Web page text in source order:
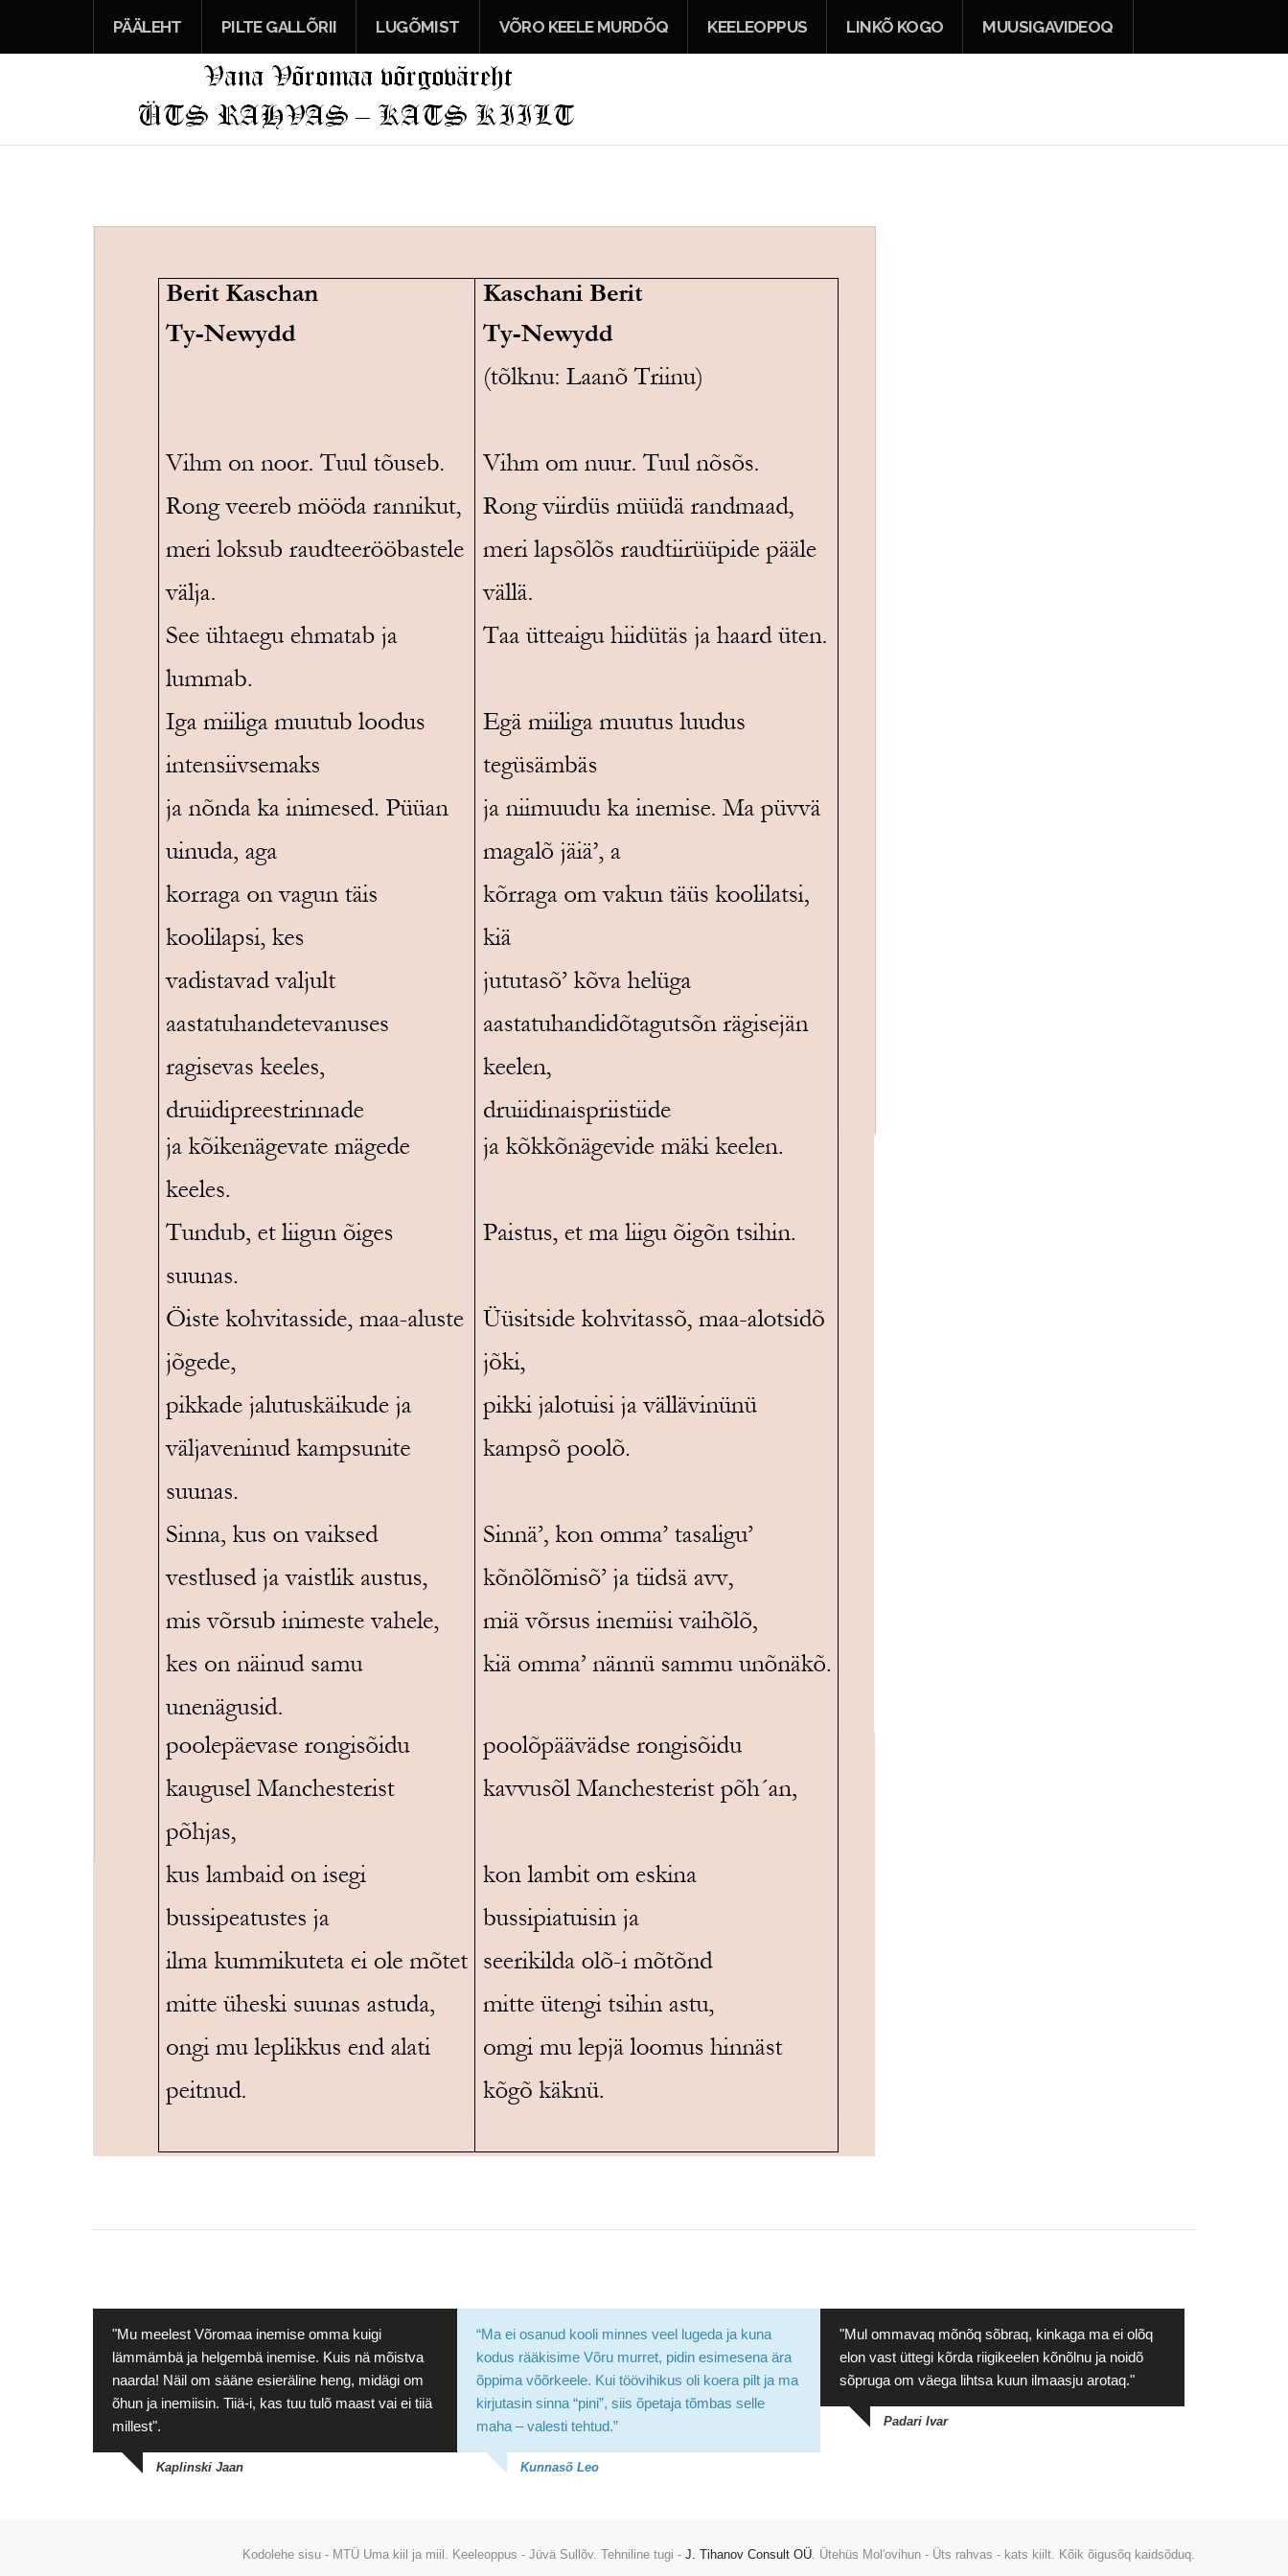
PÄÄLEHT PILTE GALLÕRII LUGÕMIST VÕRO KEELE MURDÕQ KEELEOPPUS LINKÕ KOGO MUUSIGAVIDEOQ
"Mu meelest Võromaa inemise omma kuigi
lämmämbä ja helgembä inemise. Kuis nä mõistva
naarda! Näil om sääne esieräline heng, midägi om
õhun ja inemiisin. Tiiä-i, kas tuu tulõ maast vai ei tiiä
millest".
Kaplinski Jaan
“Ma ei osanud kooli minnes veel lugeda ja kuna
kodus rääkisime Võru murret, pidin esimesena ära
õppima võõrkeele. Kui töövihikus oli koera pilt ja ma
kirjutasin sinna “pini”, siis õpetaja tõmbas selle
maha – valesti tehtud.”
Kunnasõ Leo
"Mul ommavaq mõnõq sõbraq, kinkaga ma ei olõq
elon vast üttegi kõrda riigikeelen kõnõlnu ja noidõ
sõpruga om väega lihtsa kuun ilmaasju arotaq."
Padari Ivar
Kodolehe sisu - MTÜ Uma kiil ja miil. Keeleoppus - Jüvä Sullõv. Tehniline tugi - J. Tihanov Consult OÜ. Ütehüs Mol'ovihun - Üts rahvas - kats kiilt. Kõik õigusõq kaidsõduq.